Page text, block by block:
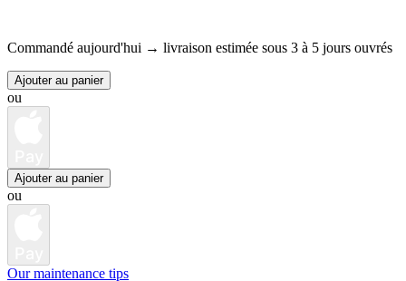
Commandé aujourd'hui → livraison estimée sous 3 à 5 jours ouvrés
Ajouter au panier
ou
Ajouter au panier
ou
Our maintenance tips